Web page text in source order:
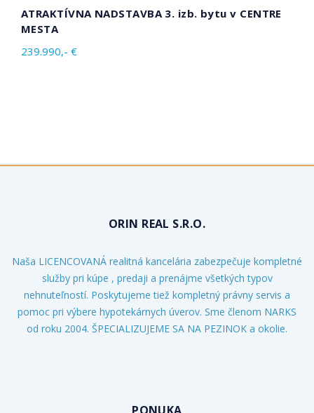
NADSTAVBA 3. izb. bytu v CENTRE
€
ORIN REAL S.R.O.
Naša LICENCOVANÁ realitná kancelária zabezpečuje kompletné
služby pri kúpe , predaji a prenájme všetkých typov
nehnuteľností. Poskytujeme tiež kompletný právny servis a
pomoc pri výbere hypotekárnych úverov. Sme členom NARKS
od roku 2004. ŠPECIALIZUJEME SA NA PEZINOK a okolie.